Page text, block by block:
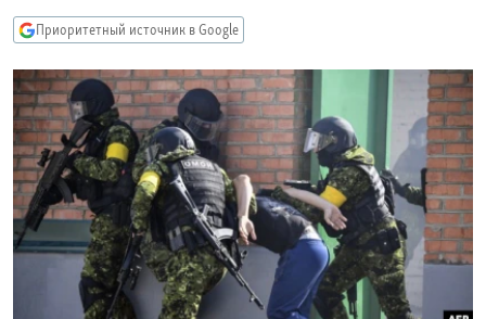
поиску
СИБИРЬ.РЕАЛИИ
РАСПИСАНИЕ ВЕЩАНИЯ
ПОДПИШИТЕСЬ НА РАССЫЛКУ
СОЦИАЛЬНЫЕ СЕТИ
Приоритетный источник в Google